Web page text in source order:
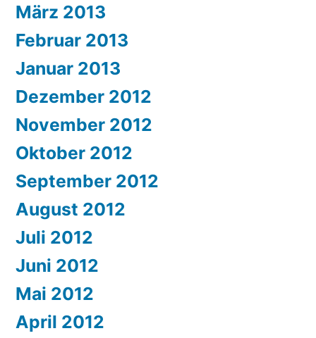
März 2013
Februar 2013
Januar 2013
Dezember 2012
November 2012
Oktober 2012
September 2012
August 2012
Juli 2012
Juni 2012
Mai 2012
April 2012